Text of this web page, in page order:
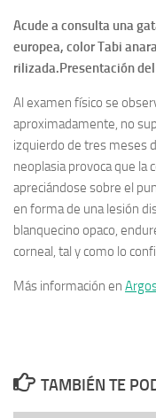
Acude a consulta una
europea, color Tabi
rilizada.Presentación
Al examen físico se
aproximadamente, no
izquierdo de tres meses
neopla­sia provoca que la
apreciándose sobre el
en forma de una lesión
blanquecino opaco,
corneal, tal y como lo
Más información en
TAMBIÉN TE